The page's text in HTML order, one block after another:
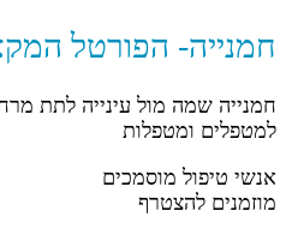
חמנייה- הפורטל
חמנייה שמה מול עינייה לתת
למטפלים ומטפלות
אנשי טיפול מוסמכים
מוזמנים להצטרף